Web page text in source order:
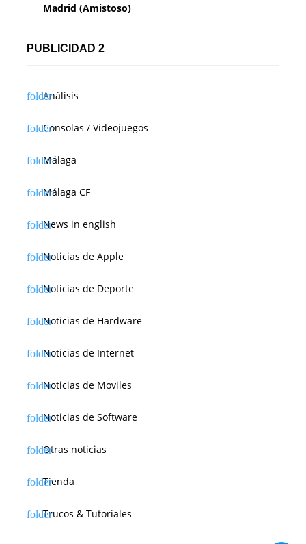
Madrid (Amistoso)
PUBLICIDAD 2
Análisis
Consolas / Videojuegos
Málaga
Málaga CF
News in english
Noticias de Apple
Noticias de Deporte
Noticias de Hardware
Noticias de Internet
Noticias de Moviles
Noticias de Software
Otras noticias
Tienda
Trucos & Tutoriales